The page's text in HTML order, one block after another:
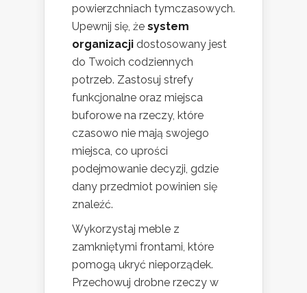
powierzchniach tymczasowych.
Upewnij się, że system
organizacji dostosowany jest
do Twoich codziennych
potrzeb. Zastosuj strefy
funkcjonalne oraz miejsca
buforowe na rzeczy, które
czasowo nie mają swojego
miejsca, co uprości
podejmowanie decyzji, gdzie
dany przedmiot powinien się
znaleźć.
Wykorzystaj meble z
zamkniętymi frontami, które
pomogą ukryć nieporządek.
Przechowuj drobne rzeczy w